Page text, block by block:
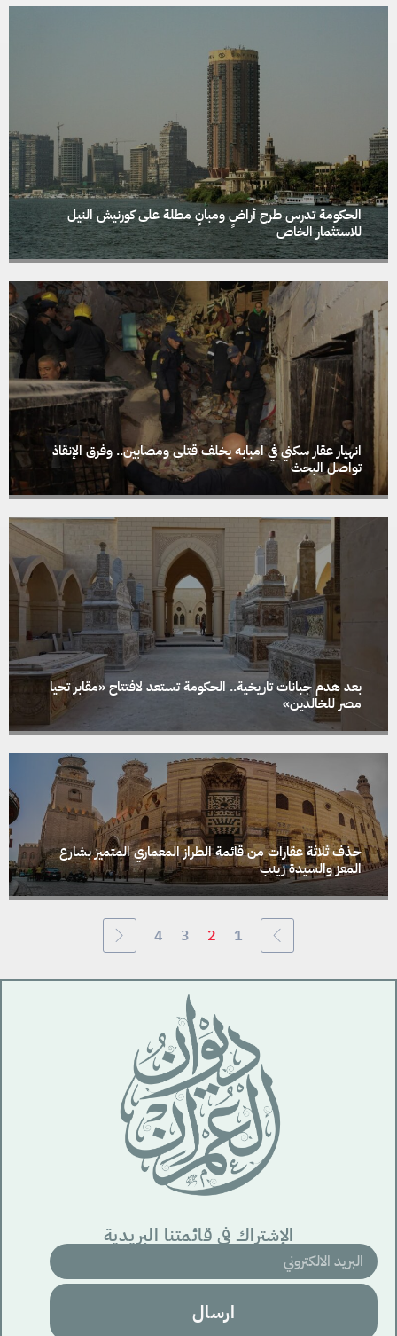
الحكومة تدرس طرح أراضٍ ومبانٍ مطلة على كورنيش النيل
للاستثمار الخاص
انهيار عقار سكني في امبابه يخلف قتلى ومصابين.. وفرق الإنقاذ
تواصل البحث
بعد هدم جبانات تاريخية.. الحكومة تستعد لافتتاح «مقابر تحيا
مصر للخالدين»
حذف ثلاثة عقارات من قائمة الطراز المعماري المتميز بشارع
المعز والسيدة زينب
1
2
3
4
الإشتراك في قائمتنا البريدية
ارسال